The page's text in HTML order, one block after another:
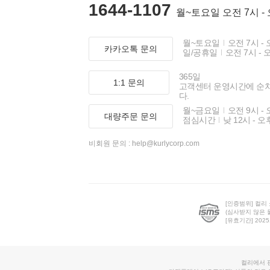
1644-1107 월~토요일 오전 7시 -
카카오톡 문의
월~토요일
오전 7시 -
일/공휴일
오전 7시 -
1:1 문의
365일
고객센터 운영시간에 순
다.
대량주문 문의
월~금요일
오전 9시 -
점심시간
낮 12시 - 오
비회원 문의 : help@kurlycorp.com
[인증범위] 컬리
(심사받지 않은
[유효기간]
컬리에서